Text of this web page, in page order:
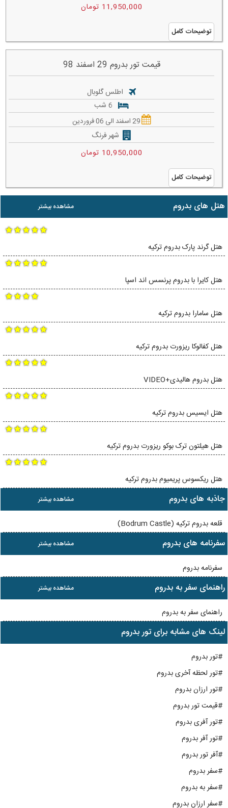
11,950,000 تومان
توضیحات کامل
قیمت تور بدروم 29 اسفند 98
اطلس گلوبال
29 اسفند الی 06 فروردین
شهر فرنگ
10,950,000 تومان
توضیحات کامل
مشاهده بیشتر هتل های بدروم
هتل گرند پارک بدروم ترکیه
هتل کایرا با بدروم پرنسس اند اسپا
هتل سامارا بدروم ترکیه
هتل کفالوکا ریزورت بدروم ترکیه
هتل بدروم هالیدی+VIDEO
هتل ایسیس بدروم ترکیه
هتل هیلتون ترک بوکو ریزورت بدروم ترکیه
هتل ریکسوس پریمیوم بدروم ترکیه
مشاهده بیشتر جاذبه های بدروم
قلعه بدروم ترکیه (Bodrum Castle)
مشاهده بیشتر سفرنامه های بدروم
سفرنامه بدروم
مشاهده بیشتر راهنمای سفر به بدروم
راهنمای سفر به بدروم
لینک های مشابه برای تور بدروم
#تور بدروم
#تور لحظه آخری بدروم
#تور ارزان بدروم
#قیمت تور بدروم
#تور آفری بدروم
#تور آفر بدروم
#آفر تور بدروم
#سفر بدروم
#سفر به بدروم
#سفر ارزان بدروم